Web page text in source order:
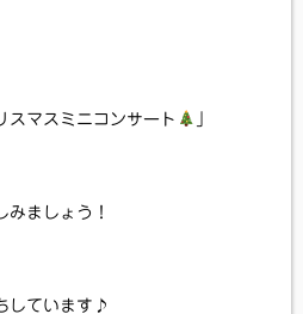
スマスミニコンサート
みましょう！
しています♪